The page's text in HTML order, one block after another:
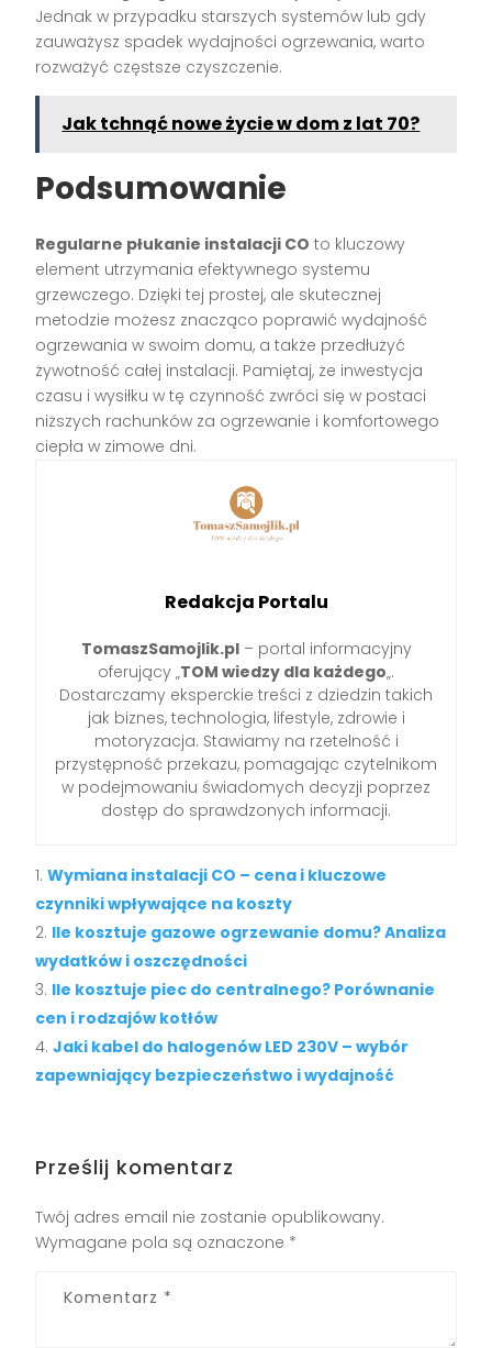
Jednak w przypadku starszych systemów lub gdy
zauważysz spadek wydajności ogrzewania, warto
rozważyć częstsze czyszczenie.
Jak tchnąć nowe życie w dom z lat 70?
Podsumowanie
Regularne płukanie instalacji CO to kluczowy
element utrzymania efektywnego systemu
grzewczego. Dzięki tej prostej, ale skutecznej
metodzie możesz znacząco poprawić wydajność
ogrzewania w swoim domu, a także przedłużyć
żywotność całej instalacji. Pamiętaj, że inwestycja
czasu i wysiłku w tę czynność zwróci się w postaci
niższych rachunków za ogrzewanie i komfortowego
ciepła w zimowe dni.
Redakcja Portalu
TomaszSamojlik.pl– portal informacyjny
oferujący „TOM wiedzy dla każdego„.
Dostarczamy eksperckie treści z dziedzin takich
jak biznes, technologia, lifestyle, zdrowie i
motoryzacja. Stawiamy na rzetelność i
przystępność przekazu, pomagając czytelnikom
w podejmowaniu świadomych decyzji poprzez
dostęp do sprawdzonych informacji.
Wymiana instalacji CO – cena i kluczowe
czynniki wpływające na koszty
Ile kosztuje gazowe ogrzewanie domu? Analiza
wydatków i oszczędności
Ile kosztuje piec do centralnego? Porównanie
cen i rodzajów kotłów
Jaki kabel do halogenów LED 230V – wybór
zapewniający bezpieczeństwo i wydajność
Prześlij komentarz
Twój adres email nie zostanie opublikowany.
Wymagane pola są oznaczone *